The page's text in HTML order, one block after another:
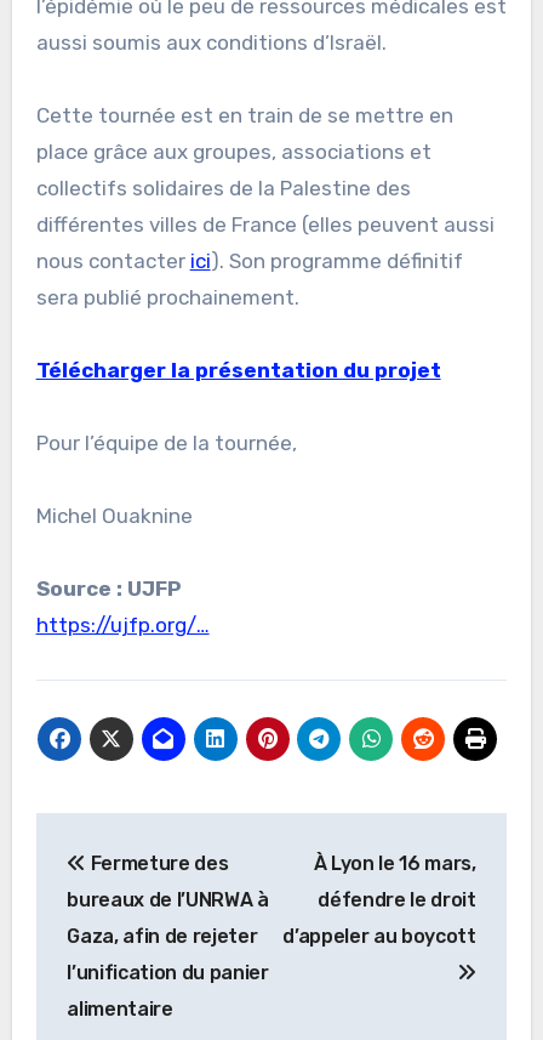
l’épidémie où le peu de ressources médicales est
aussi soumis aux conditions d’Israël.
Cette tournée est en train de se mettre en
place grâce aux groupes, associations et
collectifs solidaires de la Palestine des
différentes villes de France (elles peuvent aussi
nous contacter ici). Son programme définitif
sera publié prochainement.
Télécharger la présentation du projet
Pour l’équipe de la tournée,
Michel Ouaknine
Source : UJFP
https://ujfp.org/…
de
l’article
Fermeture des
bureaux de l’UNRWA à
Gaza, afin de rejeter
l’unification du panier
alimentaire
À Lyon le 16 mars,
défendre le droit
d’appeler au boycott